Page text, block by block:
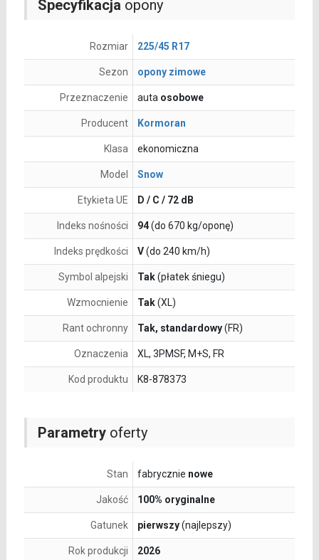
Parametryoferty
Stan fabrycznie nowe
Jakość 100% oryginalne
Gatunek pierwszy(najlepszy)
Rok produkcji 2026
Specyfikacja opony
Rozmiar 225/45 R17
Sezon opony zimowe
Przeznaczenie auta osobowe
Producent Kormoran
Klasa ekonomiczna
Model Snow
Etykieta UE D / C / 72 dB
Indeks nośności 94(do 670 kg/oponę)
Indeks prędkości V(do 240 km/h)
Symbol alpejski Tak(płatek śniegu)
Wzmocnienie Tak(XL)
Rant ochronny Tak, standardowy(FR)
Oznaczenia XL, 3PMSF, M+S, FR
Kod produktu K8-878373